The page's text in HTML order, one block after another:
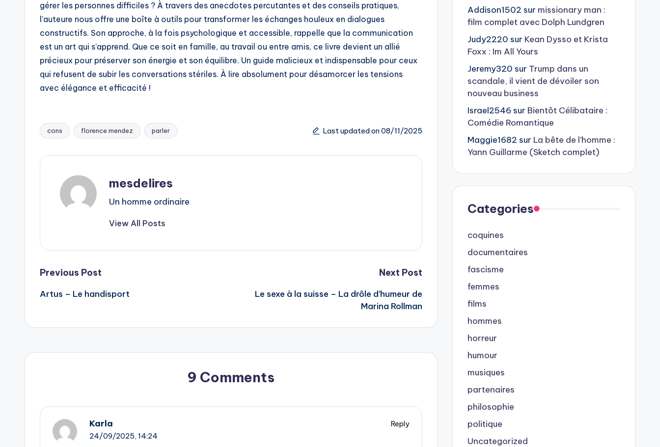
gérer les personnes difficiles ? À travers des anecdotes percutantes et des conseils pratiques,
l’auteure nous offre une boîte à outils pour transformer les échanges houleux en dialogues
constructifs. Son approche, à la fois psychologique et accessible, rappelle que la communication
est un art qui s’apprend. Que ce soit en famille, au travail ou entre amis, ce livre devient un allié
précieux pour préserver son énergie et son équilibre. Un guide malicieux et indispensable pour ceux
qui refusent de subir les conversations stériles. À lire absolument pour désamorcer les tensions
avec élégance et efficacité !
Tags:
cons florence mendez parler Last updated on 08/11/2025
mesdelires
Un homme ordinaire
View All Posts
Post
navigation
Previous Post
Artus – Le handisport
Next Post
Le sexe à la suisse – La drôle d’humeur de
Marina Rollman
9 Comments
Karla
Reply
24/09/2025, 14:24
Addison1502 sur missionary man :
film complet avec Dolph Lundgren
Judy2220 sur Kean Dysso et Krista
Foxx : Im All Yours
Jeremy320 sur Trump dans un
scandale, il vient de dévoiler son
nouveau business
Israel2546 sur Bientôt Célibataire :
Comédie Romantique
Maggie1682 sur La bête de l’homme :
Yann Guillarme (Sketch complet)
Categories
coquines
documentaires
fascisme
femmes
films
hommes
horreur
humour
musiques
partenaires
philosophie
politique
Uncategorized